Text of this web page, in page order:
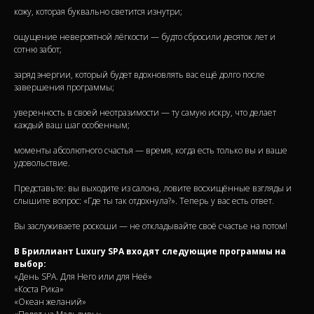
кожу, которая буквально светится изнутри;
ощущение невероятной лёгкости — будто сбросили десяток лет и
сотню забот;
заряд энергии, который будет вдохновлять вас ещё долго после
завершения программы;
уверенность в своей неотразимости — ту самую искру, что делает
каждый ваш шаг особенным;
моменты абсолютного счастья — время, когда есть только вы и ваше
удовольствие.
Представьте: вы выходите из салона, ловите восхищённые взгляды и
слышите вопрос: «Где ты так отдохнула?». Теперь у вас есть ответ.
Вы заслуживаете роскоши — не откладывайте своё счастье на потом!
В Бриллиант Luxury SPA входят следующие программы на
выбор:
«День SPA. Для Него или для Неё»
«Коста Рика»
«Океан желаний»